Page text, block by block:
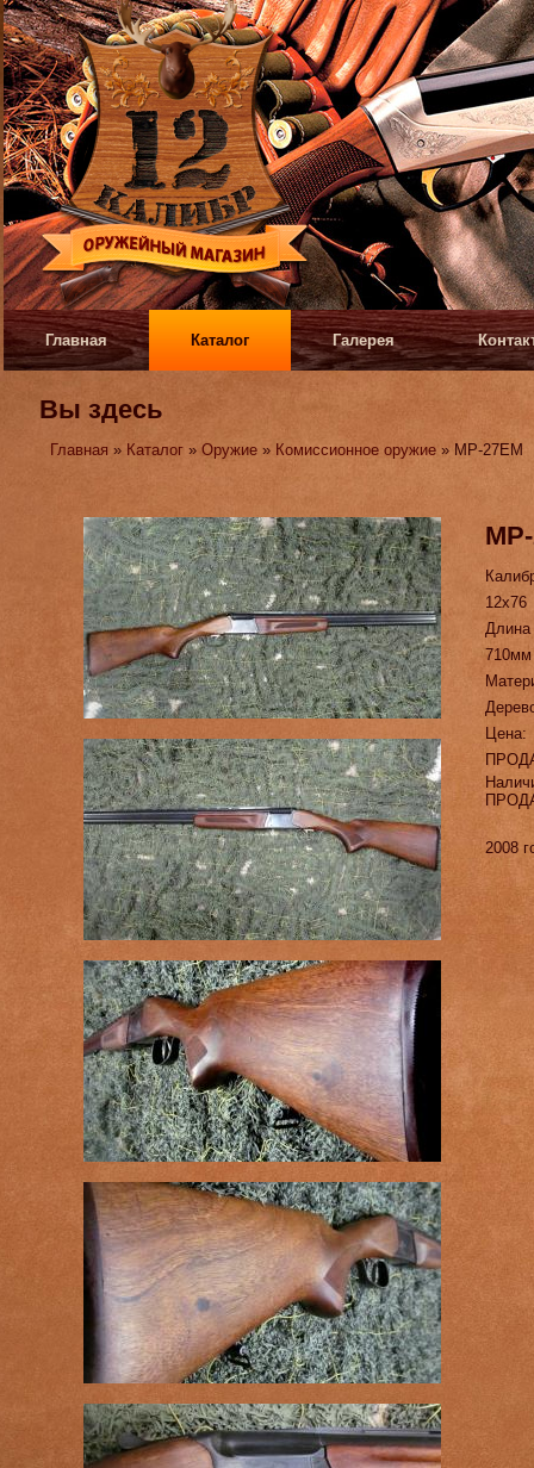
Главная Каталог Галерея
Вы здесь
Главная » Каталог »Оружие » Комиссионное оружие » МР-27ЕМ
12х76
710мм
Цена:
2008